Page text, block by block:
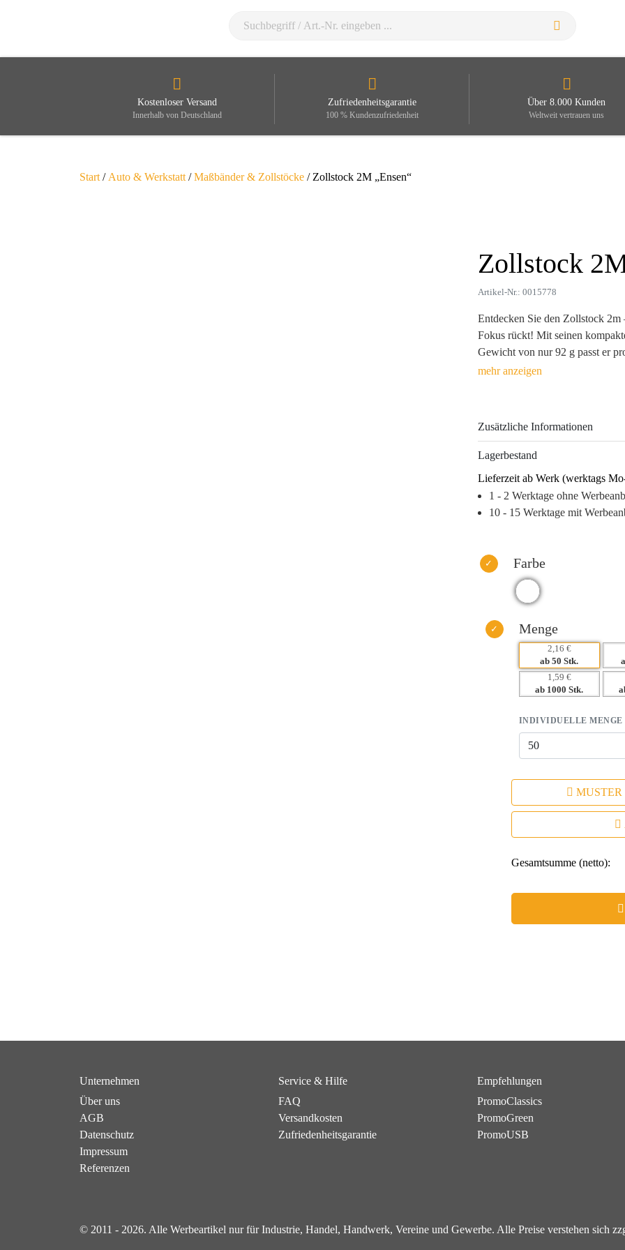
Kostenloser Versand
Innerhalb von Deutschland
Zufriedenheitsgarantie
100 % Kundenzufriedenheit
Über 8.000 Kunden
Weltweit vertrauen uns
Start / Auto & Werkstatt /Maßbänder & Zollstöcke / Zollstock 2M „Ensen“
Zollstock
Artikel-Nr.: 0015778
Entdecken Sie den Zollstock
Fokus rückt! Mit seinen
Gewicht von nur 92 g passt er
Hergestellt aus robustem ABS,
Projekte mit Präzision und zeigt
Für Ihr Unternehmen bedeutet
Arbeitsalltag Ihrer Zielgruppe.
bringt.
– Langlebigkeit garantiert eine
– Individuelle Werbeanbringung
– Hohe Wiedererkennbarkeit
Zusätzliche Informationen
Lagerbestand
Lieferzeit ab Werk (werktags
1 - 2 Werktage ohne
10 - 15 Werktage mit
Farbe
Menge
2,16 €
ab 50 Stk.
1,59 €
ab 1000 Stk.
INDIVIDUELLE MENGE
MUSTER
Gesamtsumme (netto):
Unternehmen
Über uns
AGB
Datenschutz
Impressum
Referenzen
Service & Hilfe
FAQ
Versandkosten
Zufriedenheitsgarantie
Empfehlungen
PromoClassics
PromoGreen
PromoUSB
© 2011 - 2026. Alle Werbeartikel nur für Industrie, Handel, Handwerk, Vereine und Gewerbe. Alle Preise verstehen sich